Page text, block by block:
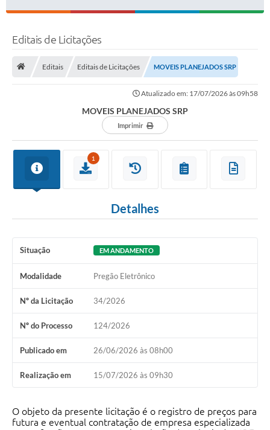
Editais de Licitações
Editais Editais de Licitações MOVEIS PLANEJADOS SRP
Atualizado em: 17/07/2026 às 09h58
MOVEIS PLANEJADOS SRP
Imprimir
1
Detalhes
Situação EM ANDAMENTO
Modalidade Pregão Eletrônico
Nº da Licitação 34/2026
Nº do Processo 124/2026
Publicado em 26/06/2026 às 08h00
Realização em 15/07/2026 às 09h30
O objeto da presente licitação é o registro de preços para
futura e eventual contratação de empresa especializada